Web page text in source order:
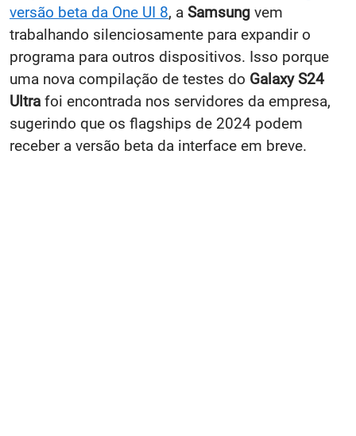
versão beta da One UI 8, a Samsung vem
trabalhando silenciosamente para expandir o
programa para outros dispositivos. Isso porque
uma nova compilação de testes do Galaxy S24
Ultra foi encontrada nos servidores da empresa,
sugerindo que os flagships de 2024 podem
receber a versão beta da interface em breve.